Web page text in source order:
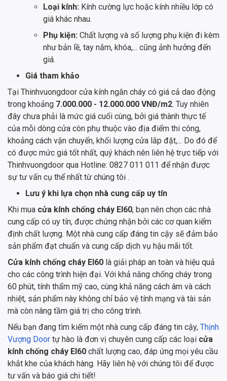
Loại kính: Kính cường lực hoặc kính nhiều lớp có
giá khác nhau.
Phụ kiện: Chất lượng và số lượng phụ kiện đi kèm
như bản lề, tay nắm, khóa,... cũng ảnh hưởng đến
giá.
Giá tham khảo
Tại Thinhvuongdoor cửa kính ngăn cháy có giá cả dao động
trong khoảng 7.000.000 - 12.000.000 VNĐ/m2. Tuy nhiên
đây chưa phải là mức giá cuối cùng, bởi giá thành thực tế
của mỗi dòng cửa còn phụ thuộc vào địa điểm thi công,
khoảng cách vận chuyển, khối lượng cửa lắp đặt,... Do đó để
có được mức giá tốt nhất, quý khách nên liên hệ trực tiếp với
Thinhvuongdoor qua Hotline: 0827 011 011 để nhận được
sự tư vấn cụ thể nhất từ chúng tôi .
Lưu ý khi lựa chọn nhà cung cấp uy tín
Khi mua cửa kính chống cháy EI60, bạn nên chọn các nhà
cung cấp có uy tín, được chứng nhận bởi các cơ quan kiểm
định chất lượng. Một nhà cung cấp đáng tin cậy sẽ đảm bảo
sản phẩm đạt chuẩn và cung cấp dịch vụ hậu mãi tốt.
Cửa kính chống cháy EI60 là giải pháp an toàn và hiệu quả
cho các công trình hiện đại. Với khả năng chống cháy trong
60 phút, tính thẩm mỹ cao, cùng khả năng cách âm và cách
nhiệt, sản phẩm này không chỉ bảo vệ tính mạng và tài sản
mà còn nâng tầm giá trị cho công trình.
Nếu bạn đang tìm kiếm một nhà cung cấp đáng tin cậy, Thịnh
Vượng Door tự hào là đơn vị chuyên cung cấp các loại cửa
kính chống cháy EI60 chất lượng cao, đáp ứng mọi yêu cầu
khắt khe của khách hàng. Hãy liên hệ với chúng tôi để được
tư vấn và báo giá chi tiết!